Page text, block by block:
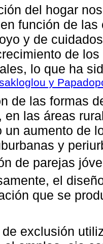
del hogar
función de
y de
de
lo que ha
y
de las formas
en las áreas
un aumento de
y
de parejas
el
que se
exclusión